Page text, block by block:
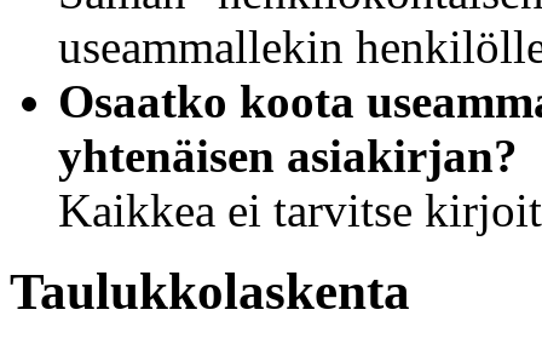
useammallekin
Osaatko koota
yhtenäisen asiakirjan?
Kaikkea ei tarvitse
Taulukkolaskenta